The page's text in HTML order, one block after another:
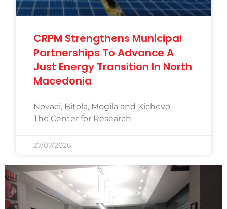
CRPM Strengthens Municipal
Partnerships To Advance A
Just Energy Transition In North
Macedonia
Novaci, Bitola, Mogila and Kichevo –
The Center for Research
27/07/2026